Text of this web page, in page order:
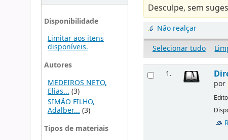
Disponibilidade
Limitar aos itens
disponíveis.
Autores
MEDEIROS NETO,
Elias... (3)
SIMÃO FILHO,
Adalber...(3)
Tipos de materiais
Desculpe, sem
Não realçar
Selecionar tudo
1.
por